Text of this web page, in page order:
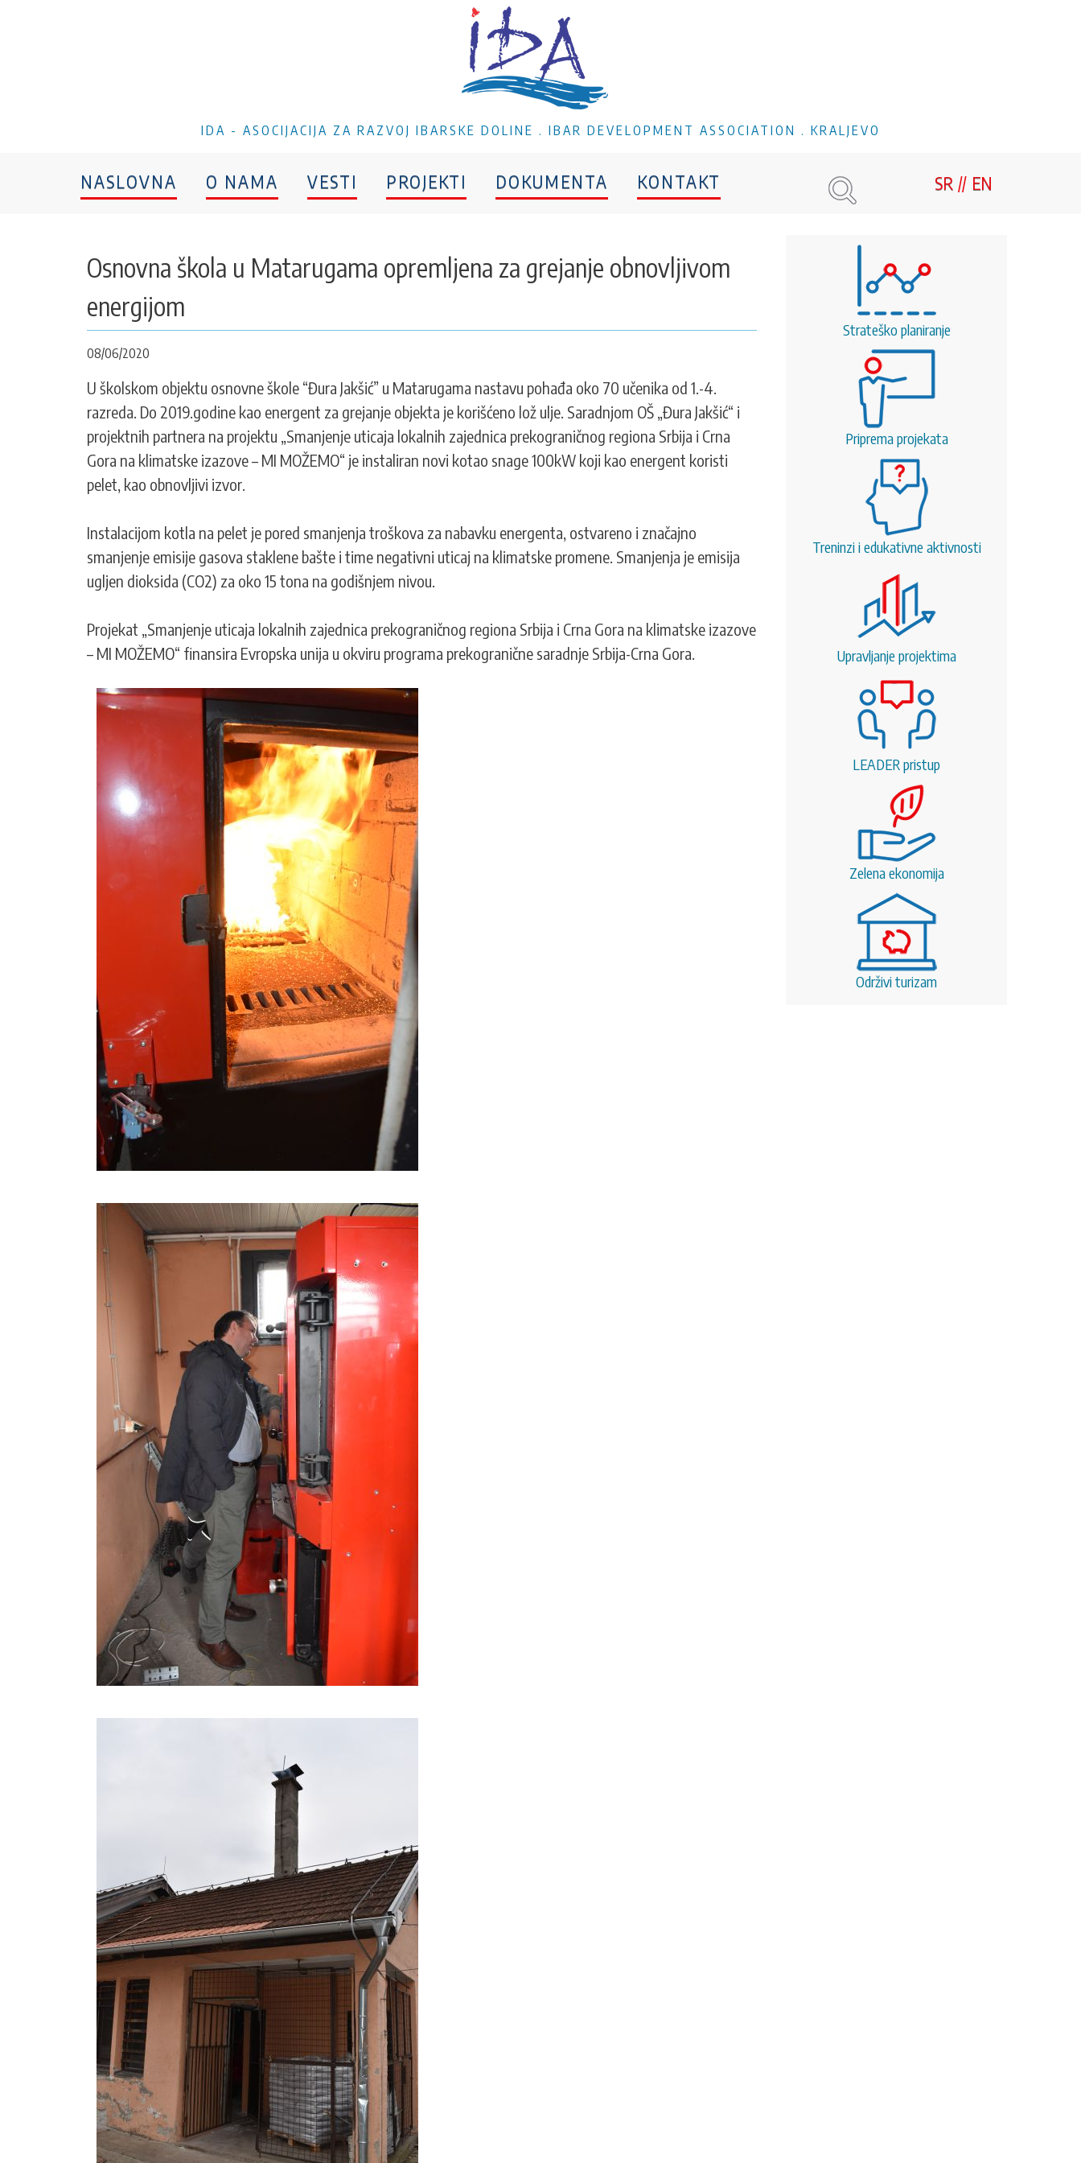
IDA - ASOCIJACIJA ZA RAZVOJ IBARSKE DOLINE . IBAR DEVELOPMENT ASSOCIATION . KRALJEVO
NASLOVNA O NAMA VESTI PROJEKTI DOKUMENTA KONTAKT SR EN
Osnovna škola u Matarugama opremljena za grejanje obnovljivom
energijom
08/06/2020
U školskom objektu osnovne škole “Đura Jakšić” u Matarugama nastavu pohađa oko 70 učenika od 1.-4.
razreda. Do 2019.godine kao energent za grejanje objekta je korišćeno lož ulje. Saradnjom OŠ „Đura Jakšić“ i
projektnih partnera na projektu „Smanjenje uticaja lokalnih zajednica prekograničnog regiona Srbija i Crna
Gora na klimatske izazove – MI MOŽEMO“ je instaliran novi kotao snage 100kW koji kao energent koristi
pelet, kao obnovljivi izvor.
Instalacijom kotla na pelet je pored smanjenja troškova za nabavku energenta, ostvareno i značajno
smanjenje emisije gasova staklene bašte i time negativni uticaj na klimatske promene. Smanjenja je emisija
ugljen dioksida (CO2) za oko 15 tona na godišnjem nivou.
Projekat „Smanjenje uticaja lokalnih zajednica prekograničnog regiona Srbija i Crna Gora na klimatske izazove
– MI MOŽEMO“ finansira Evropska unija u okviru programa prekogranične saradnje Srbija-Crna Gora.
Strateško planiranje
Priprema projekata
Treninzi i edukativne aktivnosti
Upravljanje projektima
LEADER pristup
Zelena ekonomija
Održivi turizam